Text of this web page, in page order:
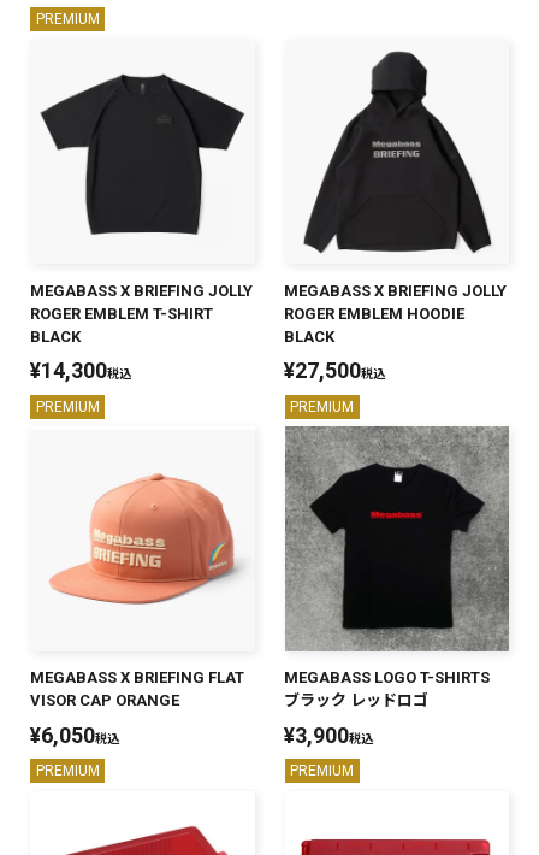
PREMIUM
MEGABASS X BRIEFING JOLLY
ROGER EMBLEM T-SHIRT
BLACK
¥14,300税込
PREMIUM
MEGABASS X BRIEFING JOLLY
ROGER EMBLEM HOODIE
BLACK
¥27,500税込
PREMIUM
MEGABASS X BRIEFING FLAT
VISOR CAP ORANGE
¥6,050税込
PREMIUM
MEGABASS LOGO T-SHIRTS
ブラック レッドロゴ
¥3,900税込
PREMIUM